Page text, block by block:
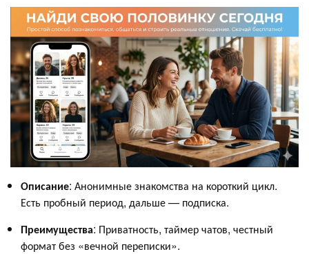
Описание: Анонимные знакомства на короткий цикл.
Есть пробный период, дальше — подписка.
Преимущества: Приватность, таймер чатов, честный
формат без «вечной переписки».